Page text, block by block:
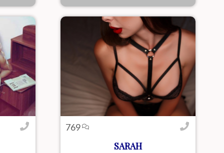
769
SARAH